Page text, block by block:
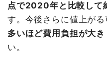
点で2020年と比較して
す。今後さらに値上がる
多いほど費用負担が大き
い。